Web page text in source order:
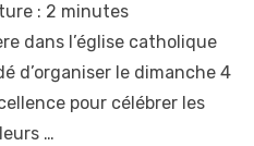
: 2 minutes
dans l’église catholique
d’organiser le dimanche 4
pour célébrer les
…